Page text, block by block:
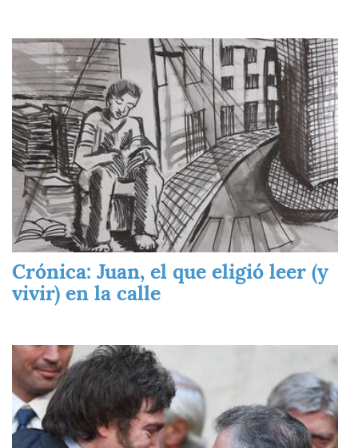
Imagen
Crónica: Juan, el que eligió leer (y
vivir) en la calle
Imagen